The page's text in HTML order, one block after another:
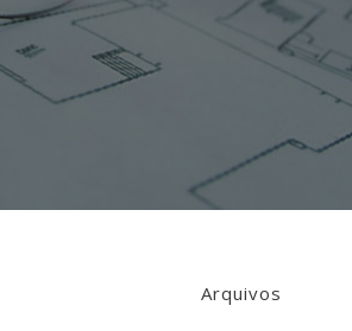
Arquivos